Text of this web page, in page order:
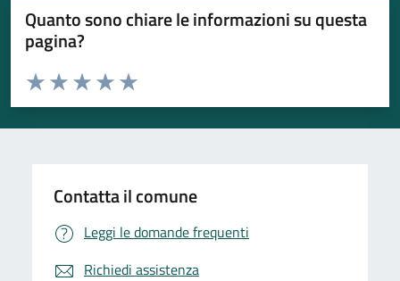
Quanto sono chiare le informazioni su questa
pagina?
Valuta da 1 a 5 stelle la pagina
Valuta 5 stelle su 5
Valuta 4 stelle su 5
Valuta 3 stelle su 5
Valuta 2 stelle su 5
Valuta 1 stelle su 5
Contatta il comune
Leggi le domande frequenti
Richiedi assistenza